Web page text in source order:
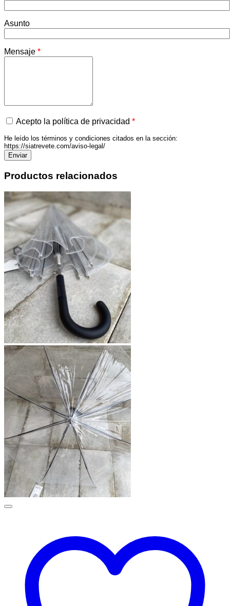
Asunto
Mensaje *
Acepto la política de privacidad *
He leído los términos y condiciones citados en la sección:
https://siatrevete.com/aviso-legal/
Productos relacionados